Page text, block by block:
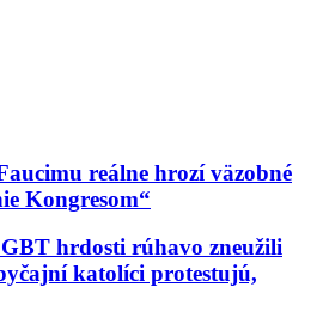
reálne hrozí väzobné
Kongresom“
hrdosti rúhavo zneužili
katolíci protestujú,